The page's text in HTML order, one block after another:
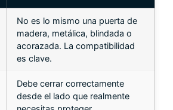
No es lo mismo una puerta de
madera, metálica, blindada o
acorazada. La compatibilidad
es clave.
Debe cerrar correctamente
desde el lado que realmente